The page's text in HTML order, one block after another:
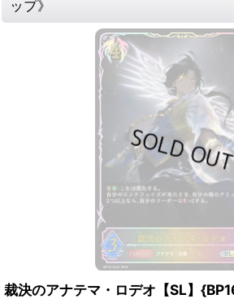
ップ》
裁決のアナテマ・ロデオ【SL】